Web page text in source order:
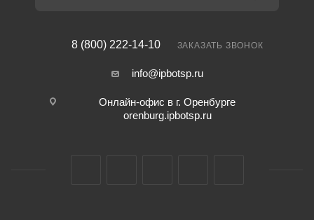
8 (800) 222-14-10 ЗАКАЗАТЬ ЗВОНОК
info@ipbotsp.ru
Онлайн-офис в г. Оренбурге
orenburg.ipbotsp.ru